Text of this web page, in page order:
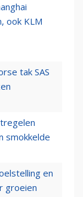
ook KLM
tak SAS
smokkelde
en
groeien